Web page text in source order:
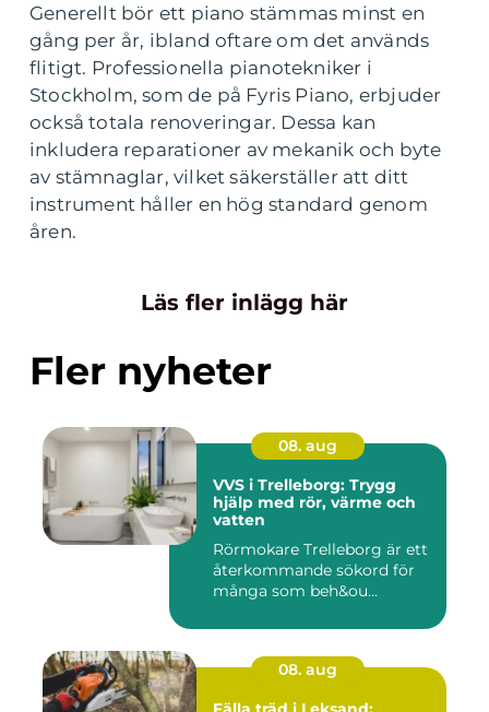
Generellt bör ett piano stämmas minst en
gång per år, ibland oftare om det används
flitigt. Professionella pianotekniker i
Stockholm, som de på Fyris Piano, erbjuder
också totala renoveringar. Dessa kan
inkludera reparationer av mekanik och byte
av stämnaglar, vilket säkerställer att ditt
instrument håller en hög standard genom
åren.
Läs fler inlägg här
Fler nyheter
08. aug
VVS i Trelleborg: Trygg
hjälp med rör, värme och
vatten
Rörmokare Trelleborg är ett
återkommande sökord för
många som beh&ou...
08. aug